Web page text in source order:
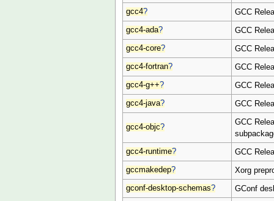
gcc4? GCC
gcc4-ada? GCC
gcc4-core? GCC
gcc4-fortran? GCC
gcc4-g++? GCC
gcc4-java? GCC
gcc4-objc?
GCC
gcc4-runtime? GCC
gccmakedep? Xorg
gconf-desktop-schemas? GConf